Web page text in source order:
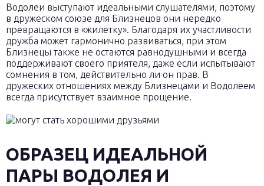
Водолеи выступают идеальными слушателями, поэтому
в дружеском союзе для Близнецов они нередко
превращаются в «жилетку». Благодаря их участливости
дружба может гармонично развиваться, при этом
Близнецы также не остаются равнодушными и всегда
поддерживают своего приятеля, даже если испытывают
сомнения в том, действительно ли он прав. В
дружеских отношениях между Близнецами и Водолеем
всегда присутствует взаимное прощение.
ОБРАЗЕЦ ИДЕАЛЬНОЙ
ПАРЫ ВОДОЛЕЯ И